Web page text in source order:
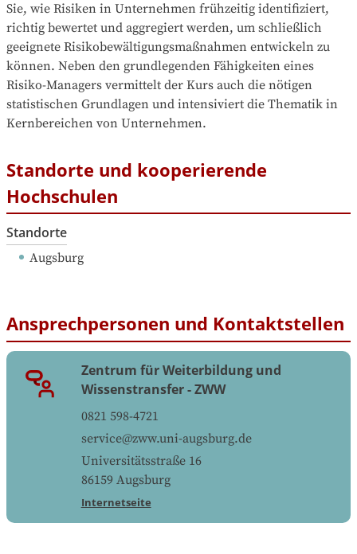
Sie, wie Risiken in Unternehmen frühzeitig identifiziert,
richtig bewertet und aggregiert werden, um schließlich
geeignete Risikobewältigungsmaßnahmen entwickeln zu
können. Neben den grundlegenden Fähigkeiten eines
Risiko-Managers vermittelt der Kurs auch die nötigen
statistischen Grundlagen und intensiviert die Thematik in
Kernbereichen von Unternehmen.
Standorte und kooperierende
Hochschulen
Standorte
Augsburg
Ansprechpersonen und Kontaktstellen
Zentrum für Weiterbildung und
Wissenstransfer - ZWW
0821 598-4721
service@zww.uni-augsburg.de
Universitätsstraße 16
86159 Augsburg
Internetseite